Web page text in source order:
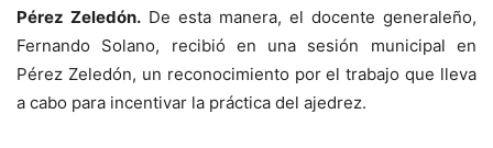
Pérez Zeledón. De esta manera, el docente generaleño,
Fernando Solano, recibió en una sesión municipal en
Pérez Zeledón, un reconocimiento por el trabajo que lleva
a cabo para incentivar la práctica del ajedrez.